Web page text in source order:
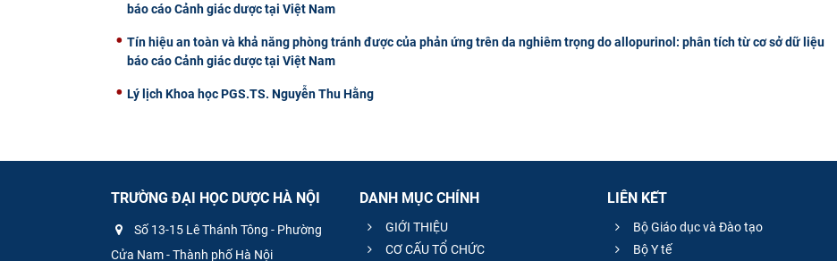
báo cáo Cảnh giác dược tại Việt Nam
Tín hiệu an toàn và khả năng phòng tránh được của phản ứng trên da nghiêm trọng do allopurinol: phân tích từ cơ sở dữ liệu
báo cáo Cảnh giác dược tại Việt Nam
Lý lịch Khoa học PGS.TS. Nguyễn Thu Hằng
TRƯỜNG ĐẠI HỌC DƯỢC HÀ NỘI
Số 13-15 Lê Thánh Tông - Phường
Cửa Nam - Thành phố Hà Nội
DANH MỤC CHÍNH
GIỚI THIỆU
CƠ CẤU TỔ CHỨC
LIÊN KẾT
Bộ Giáo dục và Đào tạo
Bộ Y tế